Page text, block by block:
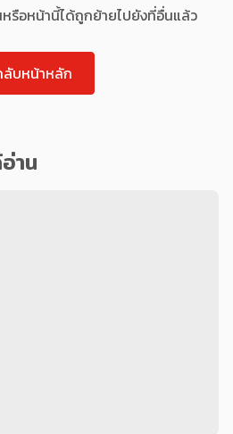
อหน้านี้ได้ถูกย้ายไปยังที่อื่นแล้ว
บหน้าหลัก
าน